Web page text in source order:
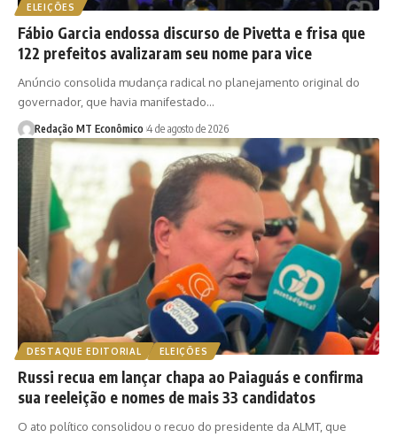
ELEIÇÕES
Fábio Garcia endossa discurso de Pivetta e frisa que
122 prefeitos avalizaram seu nome para vice
Anúncio consolida mudança radical no planejamento original do
governador, que havia manifestado…
Redação MT Econômico 4 de agosto de 2026
DESTAQUE EDITORIAL ELEIÇÕES
Russi recua em lançar chapa ao Paiaguás e confirma
sua reeleição e nomes de mais 33 candidatos
O ato político consolidou o recuo do presidente da ALMT, que